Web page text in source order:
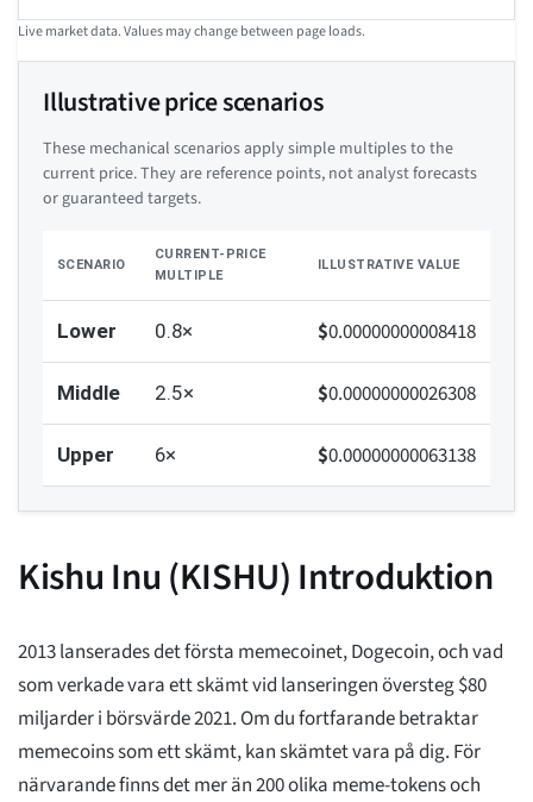
Live market data. Values may change between page loads.
Illustrative price scenarios
These mechanical scenarios apply simple multiples to the
current price. They are reference points, not analyst forecasts
or guaranteed targets.
SCENARIO
CURRENT-PRICE
MULTIPLE
ILLUSTRATIVE VALUE
Lower 0.8× $0.00000000008418
Middle 2.5× $0.00000000026308
Upper 6× $0.00000000063138
Kishu Inu (KISHU) Introduktion
2013 lanserades det första memecoinet, Dogecoin, och vad
som verkade vara ett skämt vid lanseringen översteg $80
miljarder i börsvärde 2021. Om du fortfarande betraktar
memecoins som ett skämt, kan skämtet vara på dig. För
närvarande finns det mer än 200 olika meme-tokens och